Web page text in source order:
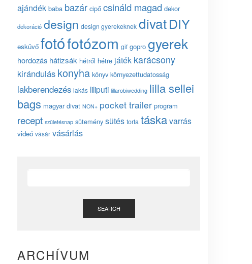
ajándék baba bazár cipő csináld magad dekor
dekoráció design design gyerekeknek divatDIY
esküvő fotófotózom gif gopro gyerek
hordozás hátizsák hétről hétre játék karácsony
kirándulás konyha könyv környezettudatosság
lakberendezés lakás liliputi lillarobiwedding lilla sellei
bags magyar divat NON+ pocket trailer program
recept születésnap sütemény sütés torta táskavarrás
videó vásár vásárlás
SEARCH
ARCHÍVUM